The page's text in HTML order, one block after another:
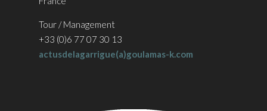
Tour / Management
+33 (0)6 77 07 30 13
actusdelagarrigue(a)goulamas-k.com